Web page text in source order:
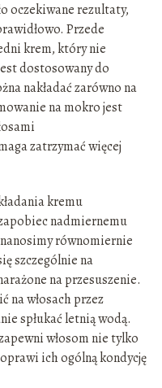
oczekiwane rezultaty,
Przede
krem, który nie
dostosowany do
nakładać zarówno na
na mokro jest
zatrzymać więcej
kremu
nadmiernemu
równomiernie
szczególnie na
na przesuszenie.
na włosach przez
spłukać letnią wodą.
włosom nie tylko
ich ogólną kondycję